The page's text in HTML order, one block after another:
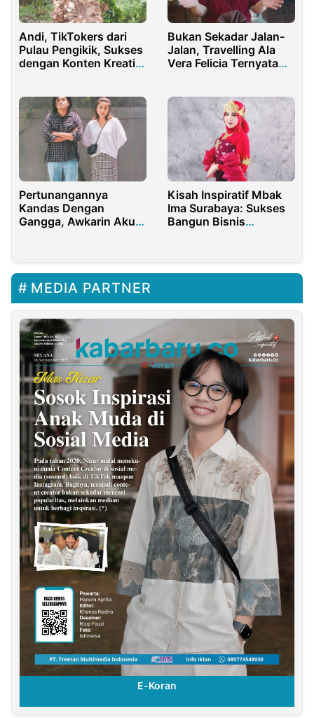
Andi, TikTokers dari
Pulau Pengikik, Sukses
dengan Konten Kreatif
Bukan Sekadar Jalan-
Jalan, Travelling Ala
Vera Felicia Ternyata
Pertunangannya
Kandas Dengan
Gangga, Awkarin Akui
Kisah Inspiratif Mbak
Ima Surabaya: Sukses
Bangun Bisnis
MEDIA PARTNER
E-Koran